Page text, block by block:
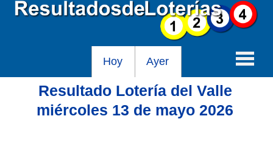
Hoy Ayer
Baloto
Resultado Lotería del Valle
miércoles 13 de mayo 2026